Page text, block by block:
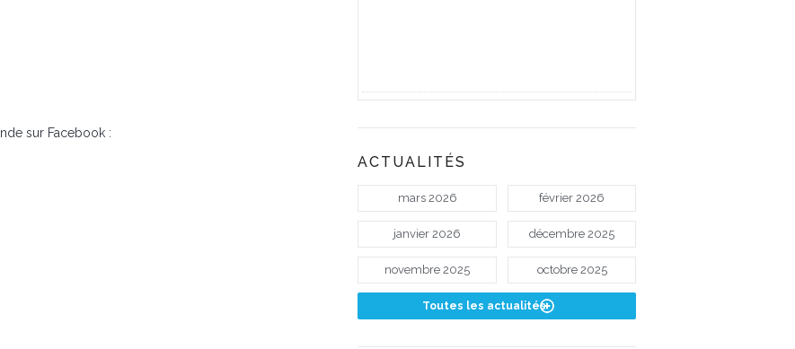
sur Facebook :
ACTUALITÉS
mars 2026 février 2026
janvier 2026 décembre 2025
novembre 2025 octobre 2025
Toutes les actualités